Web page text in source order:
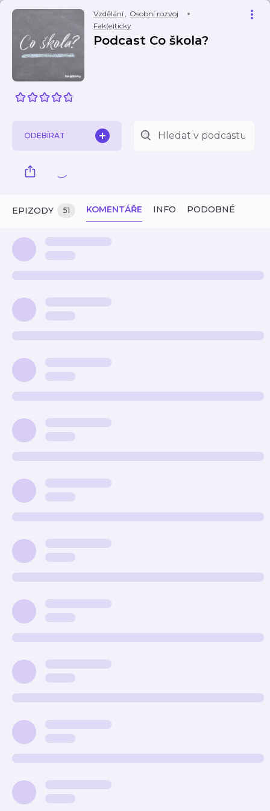
Vzdělání, Osobní rozvoj
Fak(e)ticky
Podcast Co škola?
ODEBÍRAT
EPIZODY 51 KOMENTÁŘE INFO PODOBNÉ